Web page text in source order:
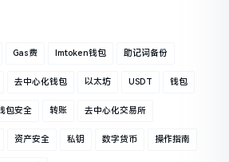
Gas费 Imtoken钱包 助记词备份
去中心化钱包 以太坊 USDT 钱包
包安全 转账 去中心化交易所
资产安全 私钥 数字货币 操作指南